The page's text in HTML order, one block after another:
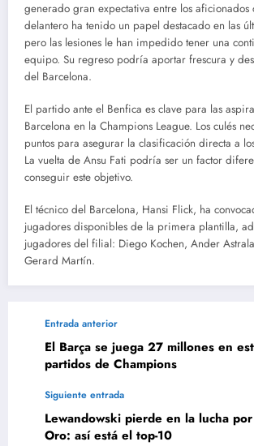
generado gran expectativa entre los aficionados
delantero ha tenido un papel destacado en las
pero las lesiones le han impedido tener una
equipo. Su regreso podría aportar frescura y
del Barcelona.
El partido ante el Benfica es clave para las
Barcelona en la Champions League. Los culés
puntos para asegurar la clasificación directa a
La vuelta de Ansu Fati podría ser un factor
conseguir este objetivo.
El técnico del Barcelona, Hansi Flick, ha
jugadores disponibles de la primera plantilla,
jugadores del filial: Diego Kochen, Ander
Gerard Martín.
Entrada anterior
El Barça se juega 27 millones en
partidos de Champions
Siguiente entrada
Lewandowski pierde en la lucha
Oro: así está el top-10